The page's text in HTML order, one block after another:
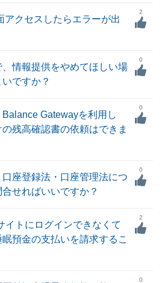
アクセスしたらエラーが出
2
情報提供をやめてほしい場
ですか？
0
Balance Gatewayを利用し
残高確認書の依頼はできま
0
口座登録法・口座管理法につ
せればいいですか？
0
イトにログインできなくて
預金の支払いを請求するこ
2
0